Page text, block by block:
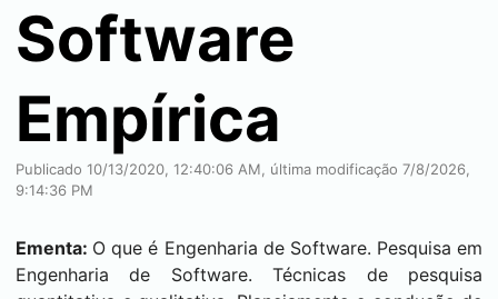
Software
Empírica
Publicado 10/13/2020, 12:40:06 AM, última modificação 7/8/2026,
9:14:36 PM
Ementa: O que é Engenharia de Software. Pesquisa em
Engenharia de Software. Técnicas de pesquisa